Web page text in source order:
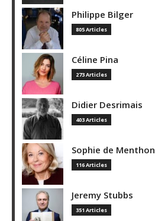
Philippe Bilger
805 Articles
Céline Pina
273 Articles
Didier Desrimais
403 Articles
Sophie de Menthon
116 Articles
Jeremy Stubbs
351 Articles